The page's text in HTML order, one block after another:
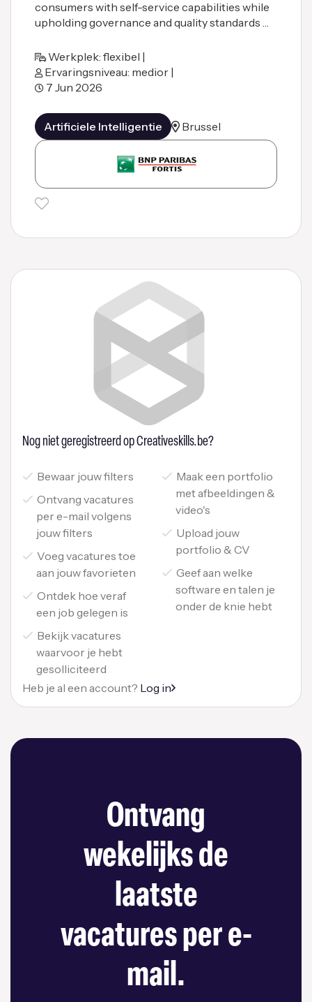
consumers with self-service capabilities while
upholding governance and quality standards …
Werkplek: flexibel |
Ervaringsniveau: medior |
7 Jun 2026
Artificiele Intelligentie Brussel
Nog niet geregistreerd op Creativeskills.be?
Bewaar jouw filters
Ontvang vacatures
per e-mail volgens
jouw filters
Voeg vacatures toe
aan jouw favorieten
Ontdek hoe veraf
een job gelegen is
Bekijk vacatures
waarvoor je hebt
gesolliciteerd
Maak een portfolio
met afbeeldingen &
video's
Upload jouw
portfolio & CV
Geef aan welke
software en talen je
onder de knie hebt
Heb je al een account? Log in
Ontvang
wekelijks de
laatste
vacatures per e-
mail.